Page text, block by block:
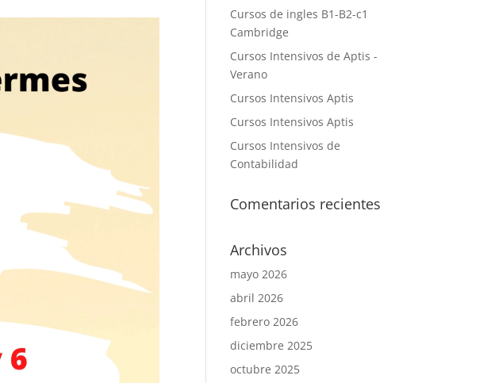
Cursos de ingles B1-B2-c1
Cambridge
Cursos Intensivos de Aptis -
Verano
Cursos Intensivos Aptis
Cursos Intensivos Aptis
Cursos Intensivos de
Contabilidad
Comentarios recientes
Archivos
mayo 2026
abril 2026
febrero 2026
diciembre 2025
octubre 2025